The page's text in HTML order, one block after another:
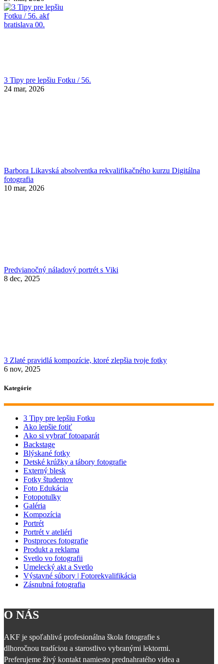
3 Tipy pre lepšiu Fotku / 56.
24 mar, 2026
Barbora Likavská absolventka rekvalifikačného kurzu Digitálna
fotografia
10 mar, 2026
Predvianočný náladový portrét s Viki
8 dec, 2025
3 Zlaté pravidlá kompozície, ktoré zlepšia tvoje fotky
6 nov, 2025
Kategórie
3 Tipy pre lepšiu Fotku
Ako lepšie fotiť
Ako si vybrať fotoaparát
Backstage
Blýskané fotky
Detské krúžky a tábory fotografie
Externý blesk
Fotky študentov
Foto Edukácia
Fotopotulky
Galéria
Kompozícia
Portrét
Portrét v ateliéri
Postproces fotografie
Produkt a reklama
Svetlo vo fotografii
Umelecký akt a Svetlo
Výstavné súbory | Fotorekvalifikácia
Zásnubná fotografia
O NÁS
AKF je spoľahlivá profesionálna škola fotografie s
dlhoročnou tradíciou a starostlivo vybranými lektormi.
Preferujeme živý kontakt namiesto prednahratého videa a